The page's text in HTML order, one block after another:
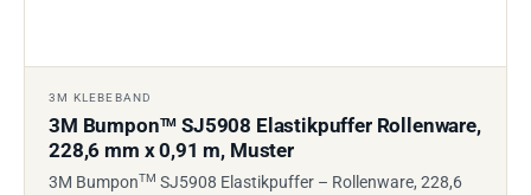
3M KLEBEBAND
3M BumponTM SJ5908 Elastikpuffer Rollenware,
228,6 mm x 0,91 m, Muster
3M BumponTM SJ5908 Elastikpuffer – Rollenware, 228,6